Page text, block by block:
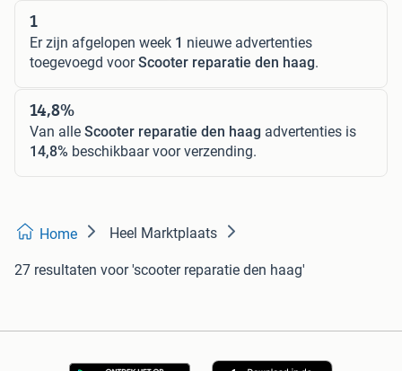
1
Er zijn afgelopen week 1 nieuwe advertenties
toegevoegd voorScooter reparatie den haag.
14,8%
Van alle Scooter reparatie den haag advertenties is
14,8% beschikbaar voor verzending.
Home Heel Marktplaats
27 resultaten voor 'scooter reparatie den haag'